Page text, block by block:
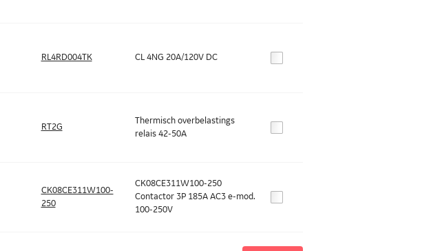
RL4RD004TK CL 4NG 20A/120V DC
RT2G
Thermisch overbelastings
relais 42-50A
CK08CE311W100-
250
CK08CE311W100-250
Contactor 3P 185A AC3 e-mod.
100-250V